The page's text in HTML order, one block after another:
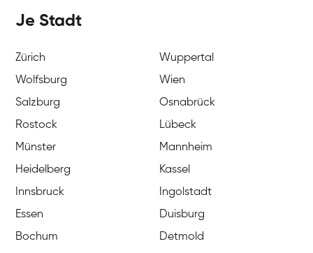
Je Stadt
Zürich
Wuppertal
Wolfsburg
Wien
Salzburg
Osnabrück
Rostock
Lübeck
Münster
Mannheim
Heidelberg
Kassel
Innsbruck
Ingolstadt
Essen
Duisburg
Bochum
Detmold